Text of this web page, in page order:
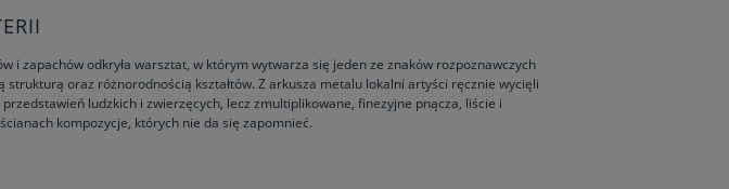
i zapachów odkryła warsztat, w którym wytwarza się jeden ze znaków rozpoznawczych
oraz różnorodnością kształtów. Z arkusza metalu lokalni artyści ręcznie wycięli
ludzkich i zwierzęcych, lecz zmultiplikowane, finezyjne pnącza, liście i
kompozycje, których nie da się zapomnieć.